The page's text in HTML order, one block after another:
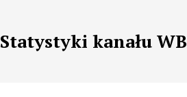
Statystyki kanału